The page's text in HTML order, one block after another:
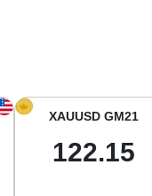
XAUUSD GM21
122.15